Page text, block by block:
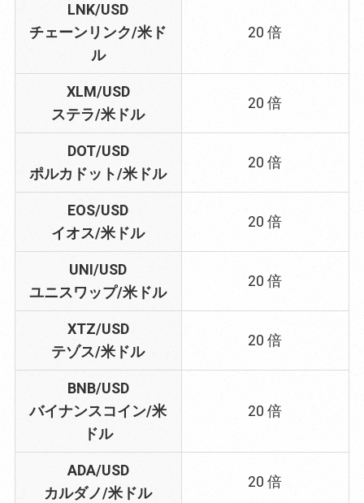
LNK/USD
チェーンリンク/米ド
ル
20 倍
XLM/USD
ステラ/米ドル
20 倍
DOT/USD
ポルカドット/米ドル
20 倍
EOS/USD
イオス/米ドル
20 倍
UNI/USD
ユニスワップ/米ドル
20 倍
XTZ/USD
テゾス/米ドル
20 倍
BNB/USD
バイナンスコイン/米
ドル
20 倍
ADA/USD
カルダノ/米ドル
20 倍